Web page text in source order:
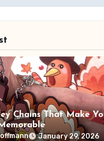
Chains That Make
January 29, 2026